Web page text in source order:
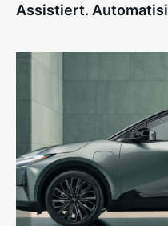
Assistiert.